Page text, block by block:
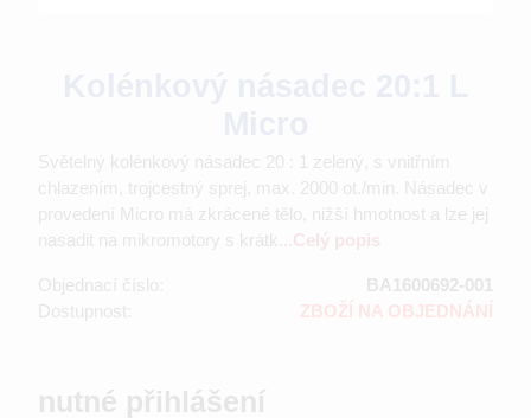
Světelný kolénkový násadec 20 : 1 zelený, s vnitřním
chlazením, trojcestný sprej, max. 2000 ot./min. Násadec v
provedení Micro má zkrácené tělo, nižší hmotnost a lze jej
nasadit na mikromotory s krátk...
Objednací číslo:
BA1600692-001
Dostupnost:
ZBOŽÍ NA OBJEDNÁNÍ
nutné přihlášení